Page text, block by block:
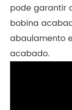
pode garantir
bobina
abaulamento
acabado.